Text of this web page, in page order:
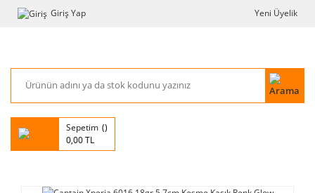
Giriş Yap Yeni Üyelik
Sepetim
0,00 TL